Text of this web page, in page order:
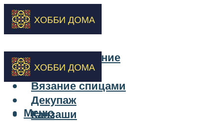
Бисероплетение
Вышивка
Вязание спицами
Декупаж
Канзаши
Меню